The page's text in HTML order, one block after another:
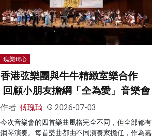
瑰樂琦心
香港弦樂團與牛牛精緻室樂合作
回顧小朋友擔綱「全為愛」音樂會
作者: 傅瑰琦 2026-07-03
今次音樂會的四首樂曲風格完全不同，但全部都有
鋼琴演奏。每首樂曲都由不同演奏家擔任，作為嘉